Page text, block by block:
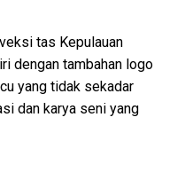
tas Kepulauan
dengan tambahan logo
yang tidak sekadar
dan karya seni yang